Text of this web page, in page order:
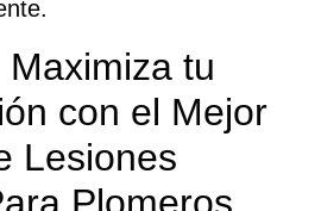
tu
con el Mejor
Lesiones
Plomeros